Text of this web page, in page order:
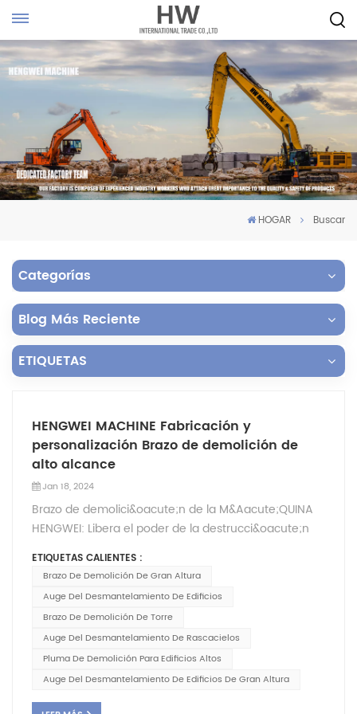
HOGAR Buscar
Categorías
Blog Más Reciente
ETIQUETAS
HENGWEI MACHINE Fabricación y
personalización Brazo de demolición de
alto alcance
Jan 18, 2024
Brazo de demolici&oacute;n de la M&Aacute;QUINA
HENGWEI: Libera el poder de la destrucci&oacute;n
innovadora para demoliciones de rascacielos?
de presentar el brazo de demolici&oacute;n HENGWEI
MACHINE, un brazo extralargo especialmente
dise&ntilde;ado para revolucionar el mundo de la
demolici&oacute;n de edificios.Elaborado con
precisi&oacute;n y dise&ntilde;ado a la
perfecci&oacute;n, este brazo de demolici&oacute;n
ETIQUETAS CALIENTES :
Brazo De Demolición De Gran Altura
Auge Del Desmantelamiento De Edificios
Brazo De Demolición De Torre
Auge Del Desmantelamiento De Rascacielos
Pluma De Demolición Para Edificios Altos
Auge Del Desmantelamiento De Edificios De Gran Altura